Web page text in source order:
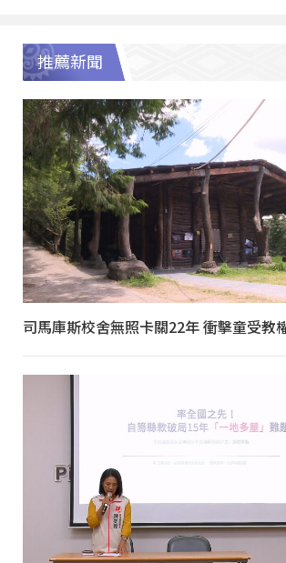
推薦新聞
司馬庫斯校舍無照卡關22年 衝擊童受教